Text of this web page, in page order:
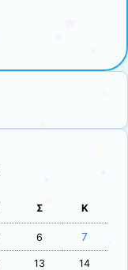
Σ Κ
6 7
13 14